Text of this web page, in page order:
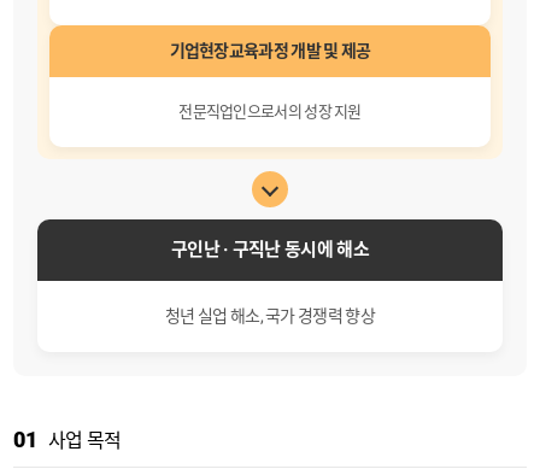
기업현장교육과정개발 및 제공
전문직업인으로서의 성장 지원
구인난 · 구직난동시에 해소
청년 실업 해소,국가 경쟁력 향상
01 사업 목적